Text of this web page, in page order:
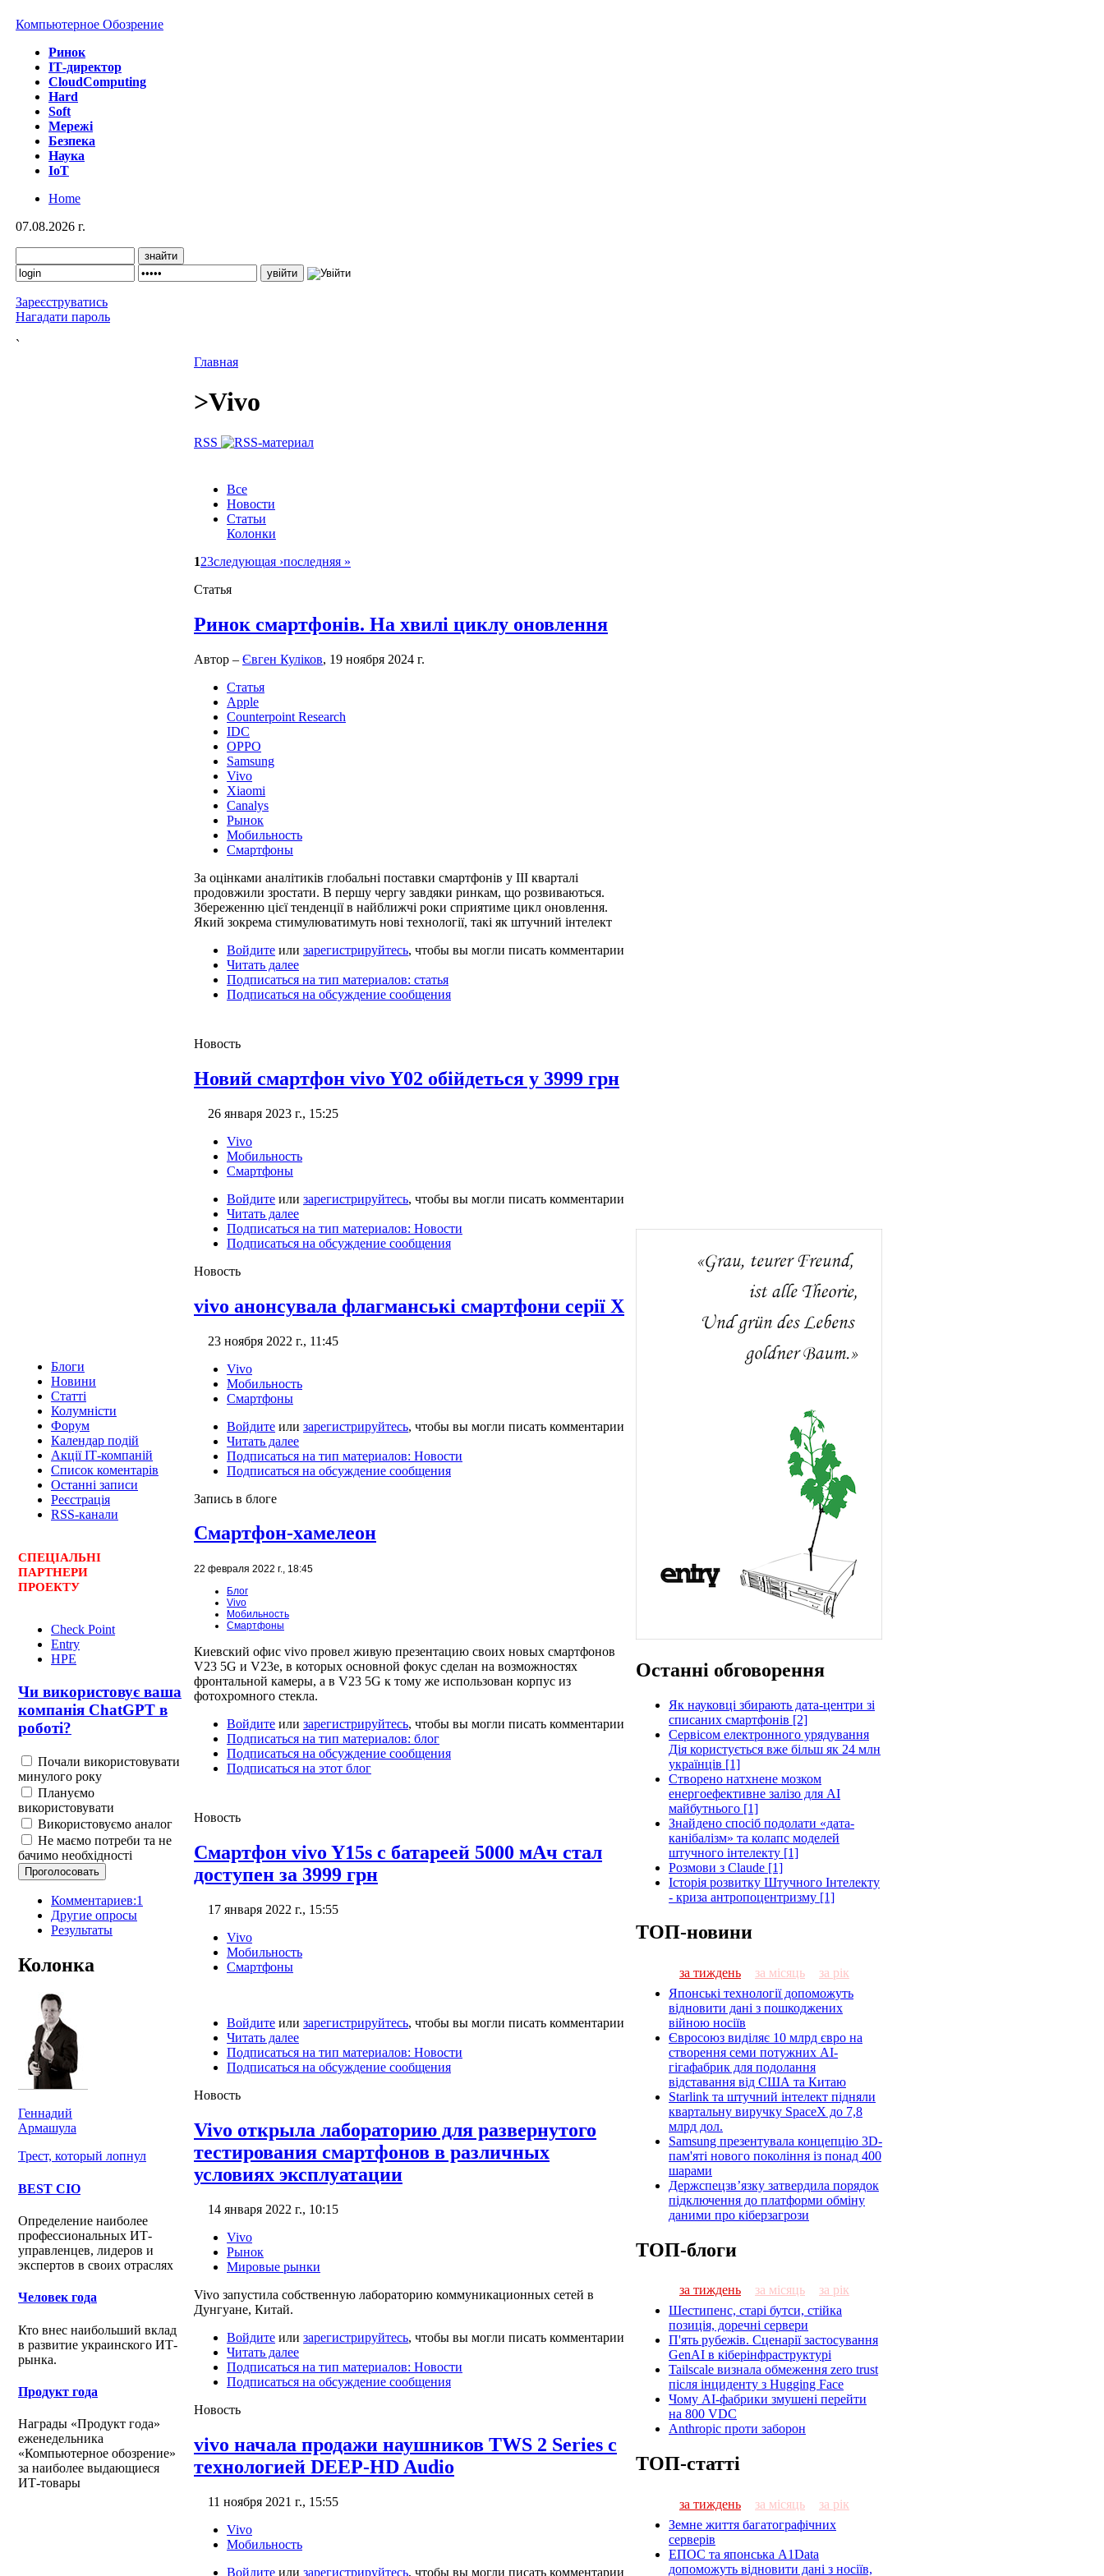
Компьютерное Обозрение
Ринок
IТ-директор
CloudComputing
Hard
Soft
Мережі
Безпека
Наука
IoT
Home
07.08.2026 г.
Зареєструватись
Нагадати пароль
`
Блоги
Новини
Статті
Колумністи
Форум
Календар подій
Акції ІТ-компаній
Список коментарів
Останні записи
Реєстрація
RSS-канали
СПЕЦІАЛЬНІ
ПАРТНЕРИ
ПРОЕКТУ
Check Point
Entry
HPE
Чи використовує ваша
компанія ChatGPT в
роботі?
Почали використовувати
минулого року
Плануємо
використовувати
Використовуємо аналог
Не маємо потреби та не
бачимо необхідності
Комментариев:1
Другие опросы
Результаты
Колонка
Геннадий
Армашула
Трест, который лопнул
BEST CIO
Определение наиболее
профессиональных ИТ-
управленцев, лидеров и
экспертов в своих отраслях
Человек года
Кто внес наибольший вклад
в развитие украинского ИТ-
рынка.
Продукт года
Награды «Продукт года»
еженедельника
«Компьютерное обозрение»
за наиболее выдающиеся
ИТ-товары
Главная
>Vivo
RSS
Все
Новости
Статьи
Колонки
123следующая ›последняя »
Статья
Ринок смартфонів. На хвилі циклу оновлення
Автор – Євген Куліков, 19 ноября 2024 г.
Статья
Apple
Counterpoint Research
IDC
OPPO
Samsung
Vivo
Xiaomi
Canalys
Рынок
Мобильность
Смартфоны
За оцінками аналітиків глобальні поставки смартфонів у III кварталі
продовжили зростати. В першу чергу завдяки ринкам, що розвиваються.
Збереженню цієї тенденції в найближчі роки сприятиме цикл оновлення.
Який зокрема стимулюватимуть нові технології, такі як штучний інтелект
Войдите или зарегистрируйтесь, чтобы вы могли писать комментарии
Читать далее
Подписаться на тип материалов: статья
Подписаться на обсуждение сообщения
Новость
Новий смартфон vivo Y02 обійдеться у 3999 грн
26 января 2023 г., 15:25
Vivo
Мобильность
Смартфоны
Войдите или зарегистрируйтесь, чтобы вы могли писать комментарии
Читать далее
Подписаться на тип материалов: Новости
Подписаться на обсуждение сообщения
Новость
vivo анонсувала флагманські смартфони серії X
23 ноября 2022 г., 11:45
Vivo
Мобильность
Смартфоны
Войдите или зарегистрируйтесь, чтобы вы могли писать комментарии
Читать далее
Подписаться на тип материалов: Новости
Подписаться на обсуждение сообщения
Запись в блоге
Смартфон-хамелеон
22 февраля 2022 г., 18:45
Блог
Vivo
Мобильность
Смартфоны
Киевский офис vivo провел живую презентацию своих новых смартфонов
V23 5G и V23e, в которых основной фокус сделан на возможностях
фронтальной камеры, а в V23 5G к тому же использован корпус из
фотохромного стекла.
Войдите или зарегистрируйтесь, чтобы вы могли писать комментарии
Подписаться на тип материалов: блог
Подписаться на обсуждение сообщения
Подписаться на этот блог
Новость
Смартфон vivo Y15s с батареей 5000 мАч стал
доступен за 3999 грн
17 января 2022 г., 15:55
Vivo
Мобильность
Смартфоны
Войдите или зарегистрируйтесь, чтобы вы могли писать комментарии
Читать далее
Подписаться на тип материалов: Новости
Подписаться на обсуждение сообщения
Новость
Vivo открыла лабораторию для развернутого
тестирования смартфонов в различных
условиях эксплуатации
14 января 2022 г., 10:15
Vivo
Рынок
Мировые рынки
Vivo запустила собственную лабораторию коммуникационных сетей в
Дунгуане, Китай.
Войдите или зарегистрируйтесь, чтобы вы могли писать комментарии
Читать далее
Подписаться на тип материалов: Новости
Подписаться на обсуждение сообщения
Новость
vivo начала продажи наушников TWS 2 Series с
технологией DEEP-HD Audio
11 ноября 2021 г., 15:55
Vivo
Мобильность
Войдите или зарегистрируйтесь, чтобы вы могли писать комментарии
Останні обговорення
Як науковці збирають дата-центри зі
списаних смартфонів [2]
Сервісом електронного урядування
Дія користується вже більш як 24 млн
українців [1]
Створено натхнене мозком
енергоефективне залізо для AI
майбутнього [1]
Знайдено спосіб подолати «дата-
канібалізм» та колапс моделей
штучного інтелекту [1]
Розмови з Claude [1]
Історія розвитку Штучного Інтелекту
- криза антропоцентризму [1]
ТОП-новини
за тиждень за місяць
за рік
Японські технології допоможуть
відновити дані з пошкоджених
війною носіїв
Євросоюз виділяє 10 млрд євро на
створення семи потужних AI-
гігафабрик для подолання
відставання від США та Китаю
Starlink та штучний інтелект підняли
квартальну виручку SpaceX до 7,8
млрд дол.
Samsung презентувала концепцію 3D-
пам'яті нового покоління із понад 400
шарами
Держспецзв’язку затвердила порядок
підключення до платформи обміну
даними про кіберзагрози
ТОП-блоги
за тиждень за місяць
за рік
Шестипенс, старі бутси, стійка
позиція, доречні сервери
П'ять рубежів. Сценарії застосування
GenAI в кіберінфраструктурі
Tailscale визнала обмеження zero trust
після інциденту з Hugging Face
Чому AI-фабрики змушені перейти
на 800 VDC
Anthropic проти заборон
ТОП-статті
за тиждень за місяць
за рік
Земне життя багатографічних
серверів
ЕПОС та японська A1Data
допоможуть відновити дані з носіїв,